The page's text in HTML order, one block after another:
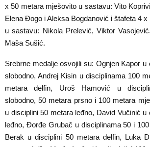
x 50 metara mješovito u sastavu: Vito
Elena Đogo i Aleksa Bogdanović i štafeta 4
u sastavu: Nikola Prelević, Viktor
Maša Sušić.
Srebrne medalje osvojili su: Ognjen Kapor u
slobodno, Andrej Kisin u disciplinama 100
metara delfin, Uroš Hamović u
slobodno, 50 metara prsno i 100 metara
u disciplini 50 metara leđno, David Vučinić u
leđno, Đorđe Grubač u disciplinama 50 i
Berak u disciplini 50 metara delfin, Luka